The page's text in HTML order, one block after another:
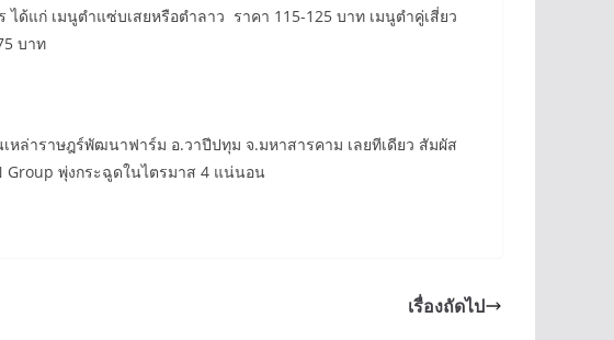
แก่ เมนูตำแซ่บเสยหรือตำลาว ราคา 115-125 บาท เมนูตำคู่เสี่ยว
บาท
ล่าราษฎร์พัฒนาฟาร์ม อ.วาปีปทุม จ.มหาสารคาม เลยทีเดียว สัมผัส
พุ่งกระฉูดในไตรมาส 4 แน่นอน
เรื่องถัดไป